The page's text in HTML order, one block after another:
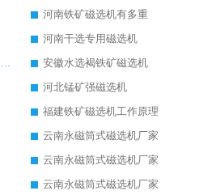
河南铁矿磁选机有多重
河南干选专用磁选机
甘肃矿山用干选磁选机怎样调磁
安徽水选褐铁矿磁选机
河北锰矿强磁选机
福建铁矿磁选机工作原理
云南永磁筒式磁选机厂家
云南永磁筒式磁选机厂家
云南永磁筒式磁选机厂家